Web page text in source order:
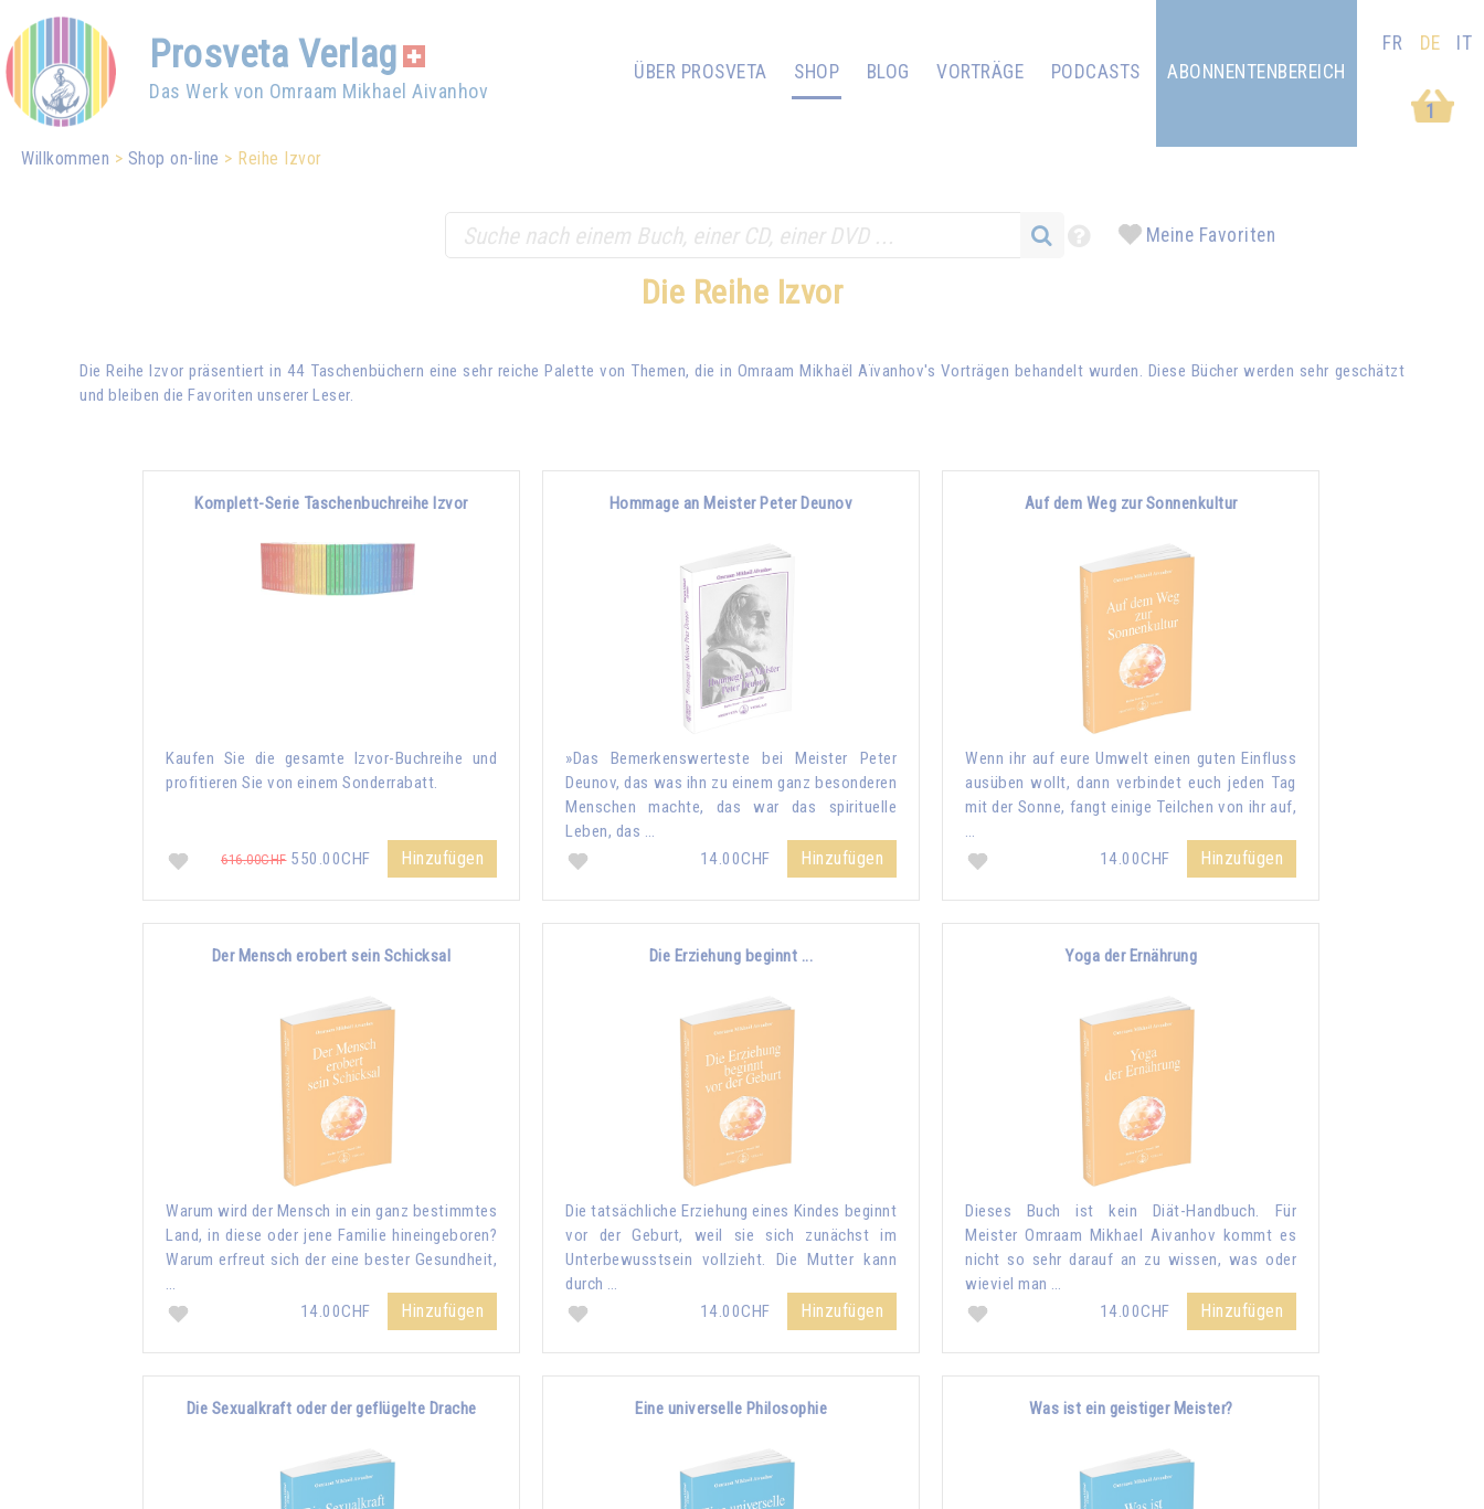
Prosveta Verlag
Das Werk von Omraam Mikhael Aivanhov
ÜBER PROSVETA SHOP BLOG VORTRÄGE
PODCASTS
1
ABONNENTENBEREICH
FR DE IT
Willkommen Shop on-line Reihe Izvor
Meine Favoriten
Die Reihe Izvor
Die Reihe Izvor präsentiert in 44 Taschenbüchern eine sehr reiche Palette von Themen, die in Omraam Mikhaël Aïvanhov's Vorträgen behandelt wurden. Diese Bücher werden sehr geschätzt
und bleiben die Favoriten unserer Leser.
Komplett-Serie Taschenbuchreihe Izvor
Kaufen Sie die gesamte Izvor-Buchreihe und
profitieren Sie von einem Sonderrabatt.
616.00CHF550.00CHF Hinzufügen
Hommage an Meister Peter Deunov
»Das Bemerkenswerteste bei Meister Peter
Deunov, das was ihn zu einem ganz besonderen
Menschen machte, das war das spirituelle
Leben, das …
14.00CHF
Hinzufügen
Auf dem Weg zur Sonnenkultur
Wenn ihr auf eure Umwelt einen guten Einfluss
ausüben wollt, dann verbindet euch jeden Tag
mit der Sonne, fangt einige Teilchen von ihr auf,
…
14.00CHF
Hinzufügen
Der Mensch erobert sein Schicksal
Warum wird der Mensch in ein ganz bestimmtes
Land, in diese oder jene Familie hineingeboren?
Warum erfreut sich der eine bester Gesundheit,
…
14.00CHF
Hinzufügen
Die Erziehung beginnt ...
Die tatsächliche Erziehung eines Kindes beginnt
vor der Geburt, weil sie sich zunächst im
Unterbewusstsein vollzieht. Die Mutter kann
durch …
14.00CHF
Hinzufügen
Yoga der Ernährung
Dieses Buch ist kein Diät-Handbuch. Für
Meister Omraam Mikhael Aivanhov kommt es
nicht so sehr darauf an zu wissen, was oder
wieviel man …
14.00CHF
Hinzufügen
Die Sexualkraft oder der geflügelte Drache Eine universelle Philosophie Was ist ein geistiger Meister?